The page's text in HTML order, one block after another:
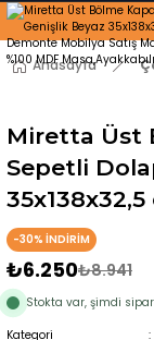
250₺ ve
5'er cm Aralıklarla
% 100 Mdf
Kaliteli
Anasayfa
Miretta Üst
Sepetli
-30% İNDİRİM
₺6.250₺8.941
Stokta var, şimdi
Kategori